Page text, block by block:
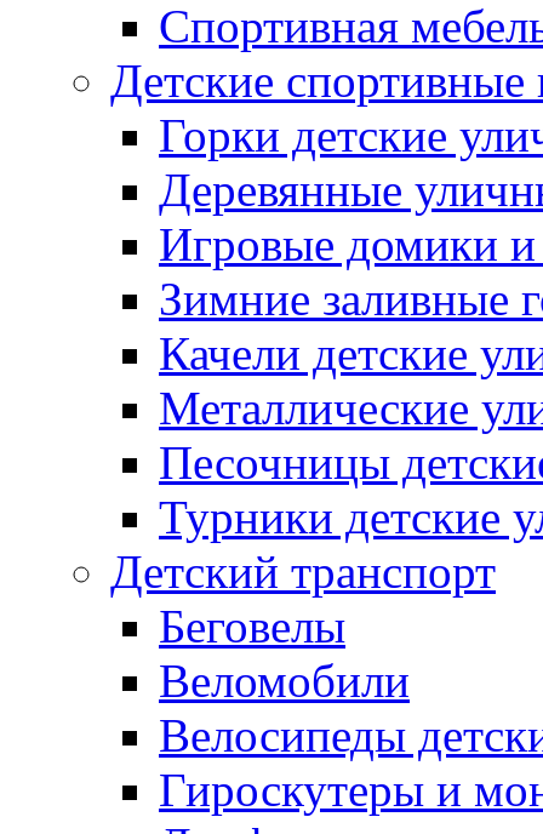
Спортивная
Детские
Горки детские
Деревянные
Игровые домики и
Зимние заливные
Качели детские
Металлические
Песочницы
Турники детские
Детский транспорт
Беговелы
Веломобили
Велосипеды
Гироскутеры и